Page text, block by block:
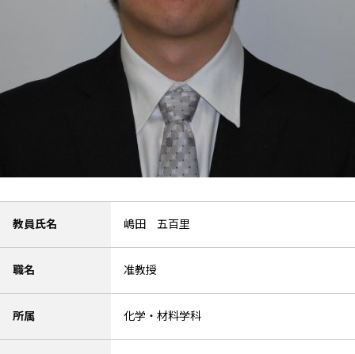
教員氏名 嶋田 五百里
職名 准教授
所属 化学・材料学科